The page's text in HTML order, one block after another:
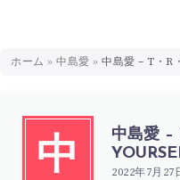
ホーム » 中島愛 »
中
中島愛 –
2022年7月27